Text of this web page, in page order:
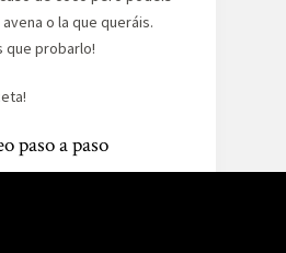
o la que queráis.
que probarlo!
paso a paso